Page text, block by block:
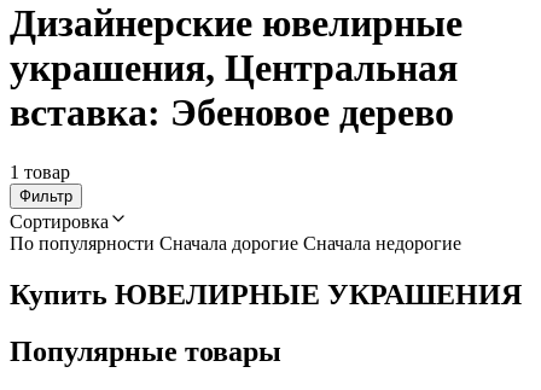
Дизайнерские ювелирные
украшения, Центральная
вставка: Эбеновое дерево
1 товар
Фильтр
Сортировка
По популярности Сначала дорогие Сначала недорогие
Купить ЮВЕЛИРНЫЕ УКРАШЕНИЯ
Популярные товары